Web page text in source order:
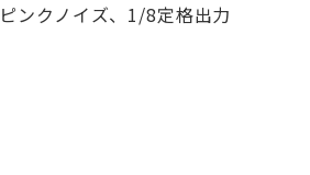
ンクノイズ、1/8定格出力